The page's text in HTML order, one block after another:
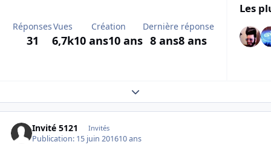
Réponses
31
Vues
6,7k
Création
10 ans10 ans
Dernière réponse
8 ans8 ans
Les
Expand topic overview
Invité 5121 Invités
Publication: 15 juin 201610 ans